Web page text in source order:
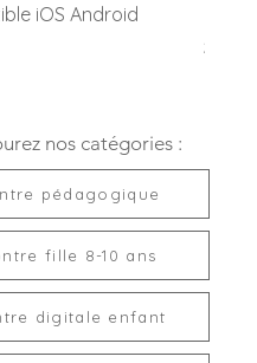
iOS Android
Prix
24,00 €
nos catégories :
pédagogique
fille 8-10 ans
digitale enfant